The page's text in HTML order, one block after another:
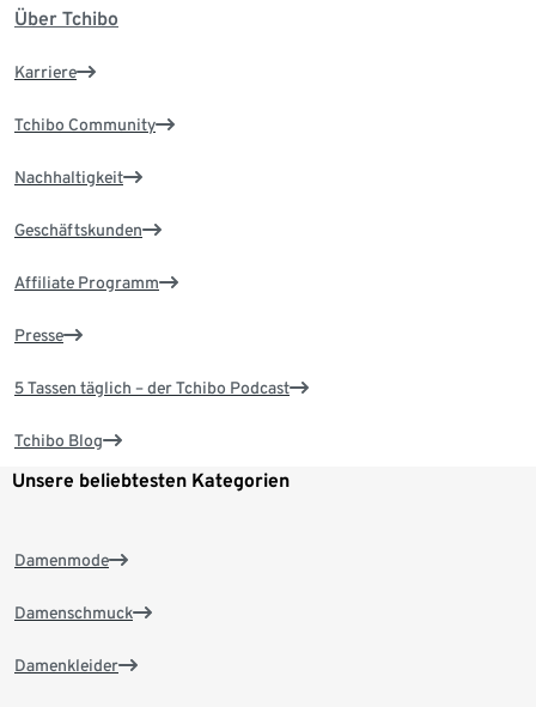
Über Tchibo
Karriere
Tchibo Community
Nachhaltigkeit
Geschäftskunden
Affiliate Programm
Presse
5 Tassen täglich – der Tchibo Podcast
Tchibo Blog
Unsere beliebtesten Kategorien
Damenmode
Damenschmuck
Damenkleider